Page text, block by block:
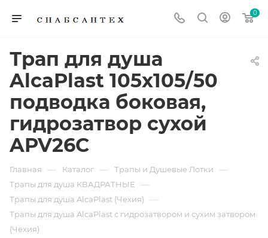
0
Трап для душа
AlcaPlast 105x105/50
подводка боковая,
гидрозатвор сухой
APV26C
Главная — Каталог — Трапы и Душевые Лотки —
Трапы для душа КВАДРАТНЫЕ —
Трапы для душа AlcaPlast (Чехия) —
Трапы для душа AlcaPlast с гидрозатвором и сухим затвором
(Чехия)